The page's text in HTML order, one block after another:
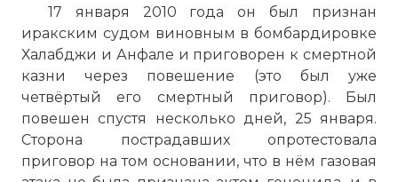
17 января 2010 года он был признан
иракским судом виновным в бомбардировке
Халабджи и Анфале и приговорен к смертной
казни через повешение (это был уже
четвёртый его смертный приговор). Был
повешен спустя несколько дней, 25 января.
Сторона пострадавших опротестовала
приговор на том основании, что в нём газовая
Среди погибших особенно велик
процент детей, так как использованные
газы выше воздуха по плотности, а
поэтому газ стелился по земле.
Фото статьи: